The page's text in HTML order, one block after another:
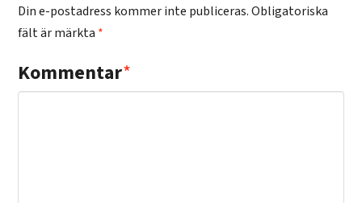
Din e-postadress kommer inte publiceras. Obligatoriska
fält är märkta *
Kommentar*